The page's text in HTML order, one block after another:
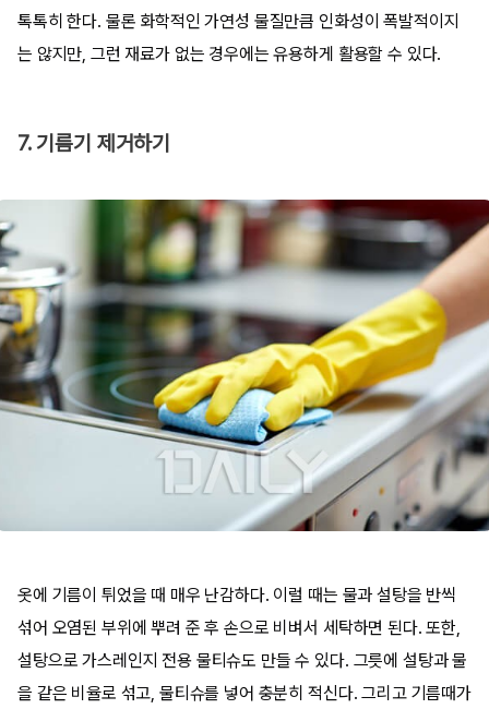
톡톡히 한다. 물론 화학적인 가연성 물질만큼 인화성이 폭발적이지
는 않지만, 그런 재료가 없는 경우에는 유용하게 활용할 수 있다.
7. 기름기 제거하기
옷에 기름이 튀었을 때 매우 난감하다. 이럴 때는 물과 설탕을 반씩
섞어 오염된 부위에 뿌려 준 후 손으로 비벼서 세탁하면 된다. 또한,
설탕으로 가스레인지 전용 물티슈도 만들 수 있다. 그릇에 설탕과 물
을 같은 비율로 섞고, 물티슈를 넣어 충분히 적신다. 그리고 기름때가